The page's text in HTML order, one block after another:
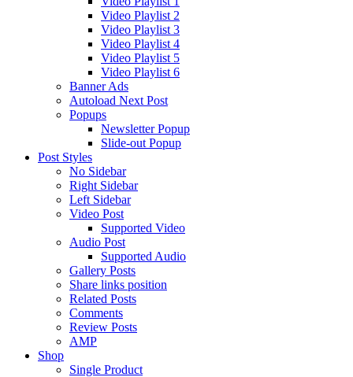
Video Playlist 2
Video Playlist 3
Video Playlist 4
Video Playlist 5
Video Playlist 6
Banner Ads
Autoload Next Post
Popups
Newsletter Popup
Slide-out Popup
Post Styles
No Sidebar
Right Sidebar
Left Sidebar
Video Post
Supported Video
Audio Post
Supported Audio
Gallery Posts
Share links position
Related Posts
Comments
Review Posts
AMP
Shop
Single Product